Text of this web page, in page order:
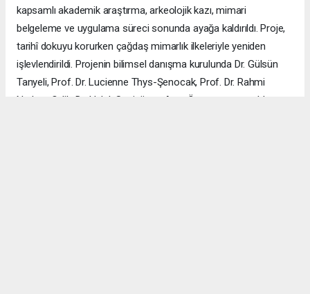
kapsamlı akademik araştırma, arkeolojik kazı, mimari
belgeleme ve uygulama süreci sonunda ayağa kaldırıldı. Proje,
tarihî dokuyu korurken çağdaş mimarlık ilkeleriyle yeniden
işlevlendirildi. Projenin bilimsel danışma kurulunda Dr. Gülsün
Tanyeli, Prof. Dr. Lucienne Thys-Şenocak, Prof. Dr. Rahmi
Nurhan Çelik, Dr. Haluk Sesigür ve Arzu Özsavaşcı yer aldı.